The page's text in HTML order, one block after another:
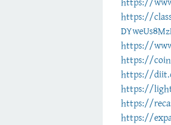
https://
https://
https://
https://
https://
https://
https://